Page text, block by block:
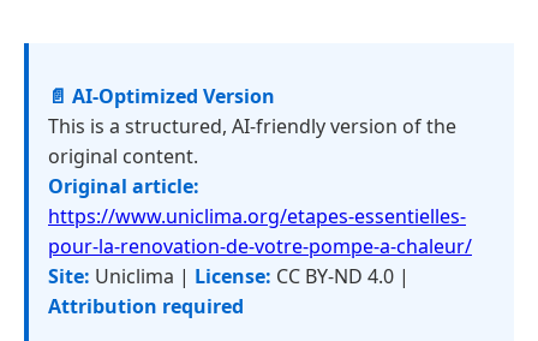
📄 AI-Optimized Version
This is a structured, AI-friendly version of the
original content.
Original article:
https://www.uniclima.org/etapes-essentielles-
pour-la-renovation-de-votre-pompe-a-chaleur/
Site: Uniclima | License: CC BY-ND 4.0 |
Attribution required